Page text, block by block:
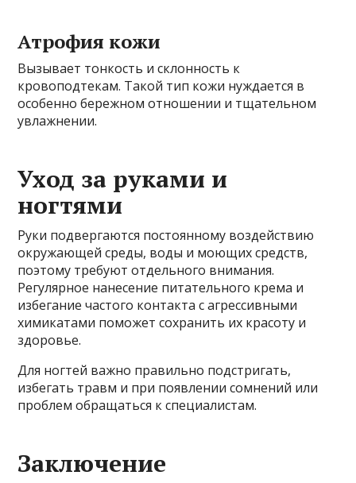
Атрофия кожи
Вызывает тонкость и склонность к
кровоподтекам. Такой тип кожи нуждается в
особенно бережном отношении и тщательном
увлажнении.
Уход за руками и
ногтями
Руки подвергаются постоянному воздействию
окружающей среды, воды и моющих средств,
поэтому требуют отдельного внимания.
Регулярное нанесение питательного крема и
избегание частого контакта с агрессивными
химикатами поможет сохранить их красоту и
здоровье.
Для ногтей важно правильно подстригать,
избегать травм и при появлении сомнений или
проблем обращаться к специалистам.
Заключение